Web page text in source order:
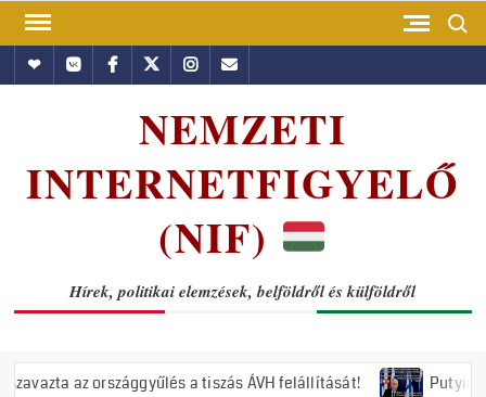
Skip
contentHundubVkontakte
Facebook
TwitterInstagram
Email
NEMZETI
INTERNETFIGYELŐ
(NIF)
Hírek, politikai elemzések, belföldről és külföldről
a tiszás ÁVH felállítását! Putyin: Ukrajna